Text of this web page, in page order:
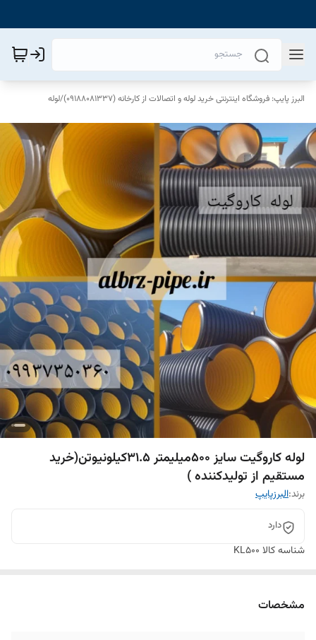
البرز پایپ: فروشگاه اینترنتی خرید لوله و اتصالات از کارخانه (09188081337) /لوله
لوله کاروگیت سایز 500میلیمتر 31.5کیلونیوتن(خرید
مستقیم از تولیدکننده )
برند:البرزپایپ
دارد
شناسه کالا KL500
مشخصات